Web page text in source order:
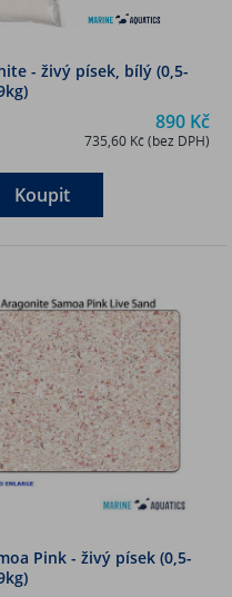
- živý písek, bílý (0,5-
890 Kč
735,60 Kč (bez DPH)
Koupit
Pink - živý písek (0,5-